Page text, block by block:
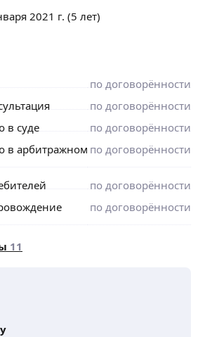
областях как банкротство,
регулирование,
собственность.
в ведущих научно-практических
банкротства, договорного
2021 г. (5 лет)
по договорённости
по договорённости
в суде
по договорённости
в арбитражном по договорённости
по договорённости
по договорённости
11